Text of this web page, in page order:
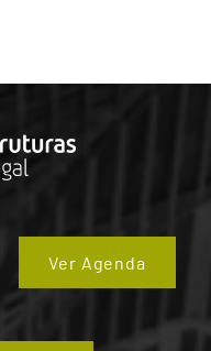
Ver Agenda